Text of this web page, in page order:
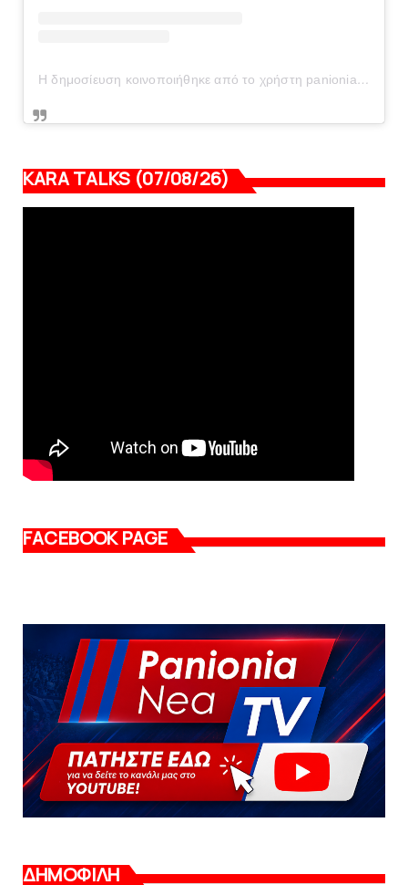
Η δημοσίευση κοινοποιήθηκε από το χρήστη panionianea.gr (@panionianea.gr)
KARA TALKS (07/08/26)
FACEBOOK PAGE
ΔΗΜΟΦΙΛΗ